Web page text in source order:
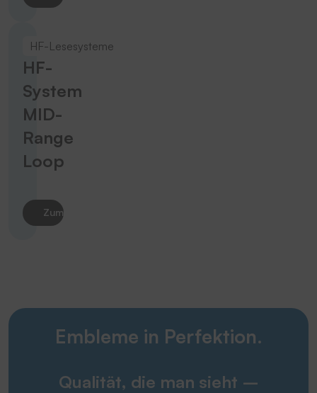
HF-Lesesysteme
HF-
System
MID-
Range
Loop
Zum Produkt
Embleme in Perfektion.
Qualität, die man sieht –